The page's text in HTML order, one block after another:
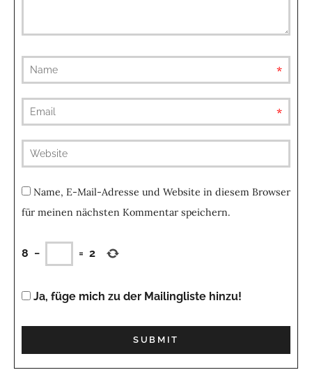
Name, E-Mail-Adresse und Website in diesem Browser
für meinen nächsten Kommentar speichern.
8 − = 2
Ja, füge mich zu der Mailingliste hinzu!